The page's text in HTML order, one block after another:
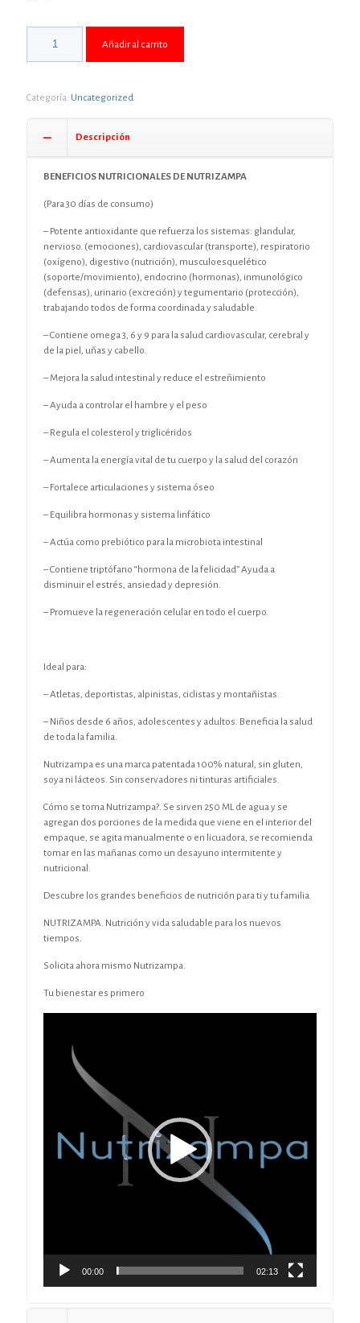
was:
$1,900.00.
is:
$1,500.00.
Añadir al carrito
Categoría: Uncategorized
Descripción
BENEFICIOS NUTRICIONALES DE NUTRIZAMPA
(Para 30 días de consumo)
– Potente antioxidante que refuerza los sistemas: glandular,
nervioso. (emociones), cardiovascular (transporte), respiratorio
(oxígeno), digestivo (nutrición), musculoesquelético
(soporte/movimiento), endocrino (hormonas), inmunológico
(defensas), urinario (excreción) y tegumentario (protección),
trabajando todos de forma coordinada y saludable.
– Contiene omega 3, 6 y 9 para la salud cardiovascular, cerebral y
de la piel, uñas y cabello.
– Mejora la salud intestinal y reduce el estreñimiento
– Ayuda a controlar el hambre y el peso
– Regula el colesterol y triglicéridos
– Aumenta la energía vital de tu cuerpo y la salud del corazón
– Fortalece articulaciones y sistema óseo
– Equilibra hormonas y sistema linfático
– Actúa como prebiótico para la microbiota intestinal
– Contiene triptófano “hormona de la felicidad” Ayuda a
disminuir el estrés, ansiedad y depresión.
– Promueve la regeneración celular en todo el cuerpo.
Ideal para:
– Atletas, deportistas, alpinistas, ciclistas y montañistas.
– Niños desde 6 años, adolescentes y adultos. Beneficia la salud
de toda la familia.
Nutrizampa es una marca patentada 100% natural, sin gluten,
soya ni lácteos. Sin conservadores ni tinturas artificiales.
Cómo se toma Nutrizampa?. Se sirven 250 ML de agua y se
agregan dos porciones de la medida que viene en el interior del
empaque, se agita manualmente o en licuadora, se recomienda
tomar en las mañanas como un desayuno intermitente y
nutricional.
Descubre los grandes beneficios de nutrición para ti y tu familia.
NUTRIZAMPA. Nutrición y vida saludable para los nuevos
tiempos.
Solicita ahora mismo Nutrizampa.
Tu bienestar es primero
00:00 02:13